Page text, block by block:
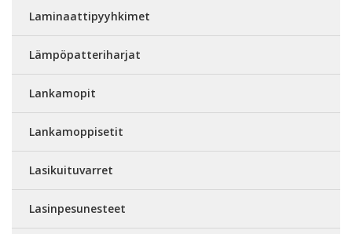
Laminaattipyyhkimet
Lämpöpatteriharjat
Lankamopit
Lankamoppisetit
Lasikuituvarret
Lasinpesunesteet